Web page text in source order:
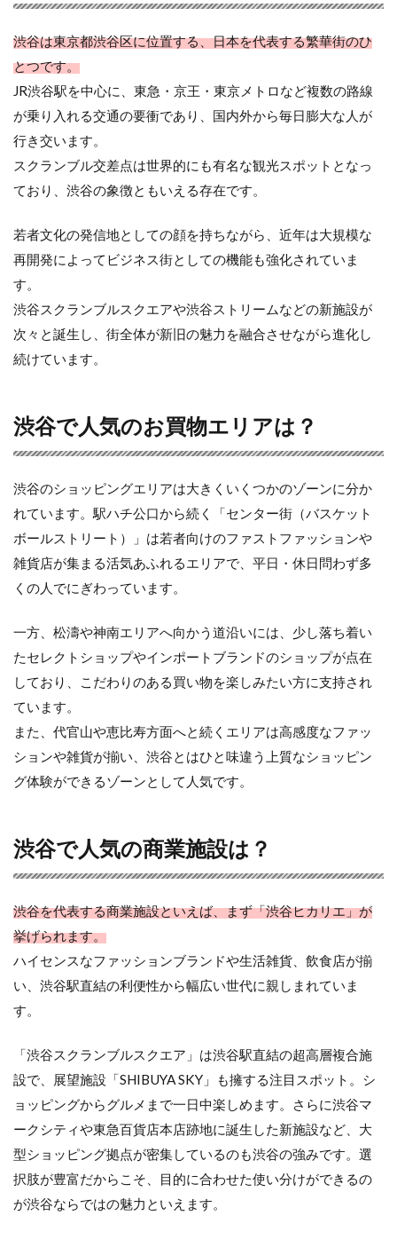
渋谷は東京都渋谷区に位置する、日本を代表する繁華街のひ
とつです。
JR渋谷駅を中心に、東急・京王・東京メトロなど複数の路線
が乗り入れる交通の要衝であり、国内外から毎日膨大な人が
行き交います。
スクランブル交差点は世界的にも有名な観光スポットとなっ
ており、渋谷の象徴ともいえる存在です。
若者文化の発信地としての顔を持ちながら、近年は大規模な
再開発によってビジネス街としての機能も強化されていま
す。
渋谷スクランブルスクエアや渋谷ストリームなどの新施設が
次々と誕生し、街全体が新旧の魅力を融合させながら進化し
続けています。
渋谷で人気のお買物エリアは？
渋谷のショッピングエリアは大きくいくつかのゾーンに分か
れています。駅ハチ公口から続く「センター街（バスケット
ボールストリート）」は若者向けのファストファッションや
雑貨店が集まる活気あふれるエリアで、平日・休日問わず多
くの人でにぎわっています。
一方、松濤や神南エリアへ向かう道沿いには、少し落ち着い
たセレクトショップやインポートブランドのショップが点在
しており、こだわりのある買い物を楽しみたい方に支持され
ています。
また、代官山や恵比寿方面へと続くエリアは高感度なファッ
ションや雑貨が揃い、渋谷とはひと味違う上質なショッピン
グ体験ができるゾーンとして人気です。
渋谷で人気の商業施設は？
渋谷を代表する商業施設といえば、まず「渋谷ヒカリエ」が
挙げられます。
ハイセンスなファッションブランドや生活雑貨、飲食店が揃
い、渋谷駅直結の利便性から幅広い世代に親しまれていま
す。
「渋谷スクランブルスクエア」は渋谷駅直結の超高層複合施
設で、展望施設「SHIBUYA SKY」も擁する注目スポット。シ
ョッピングからグルメまで一日中楽しめます。さらに渋谷マ
ークシティや東急百貨店本店跡地に誕生した新施設など、大
型ショッピング拠点が密集しているのも渋谷の強みです。選
択肢が豊富だからこそ、目的に合わせた使い分けができるの
が渋谷ならではの魅力といえます。